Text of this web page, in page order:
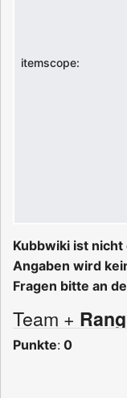
itemscope:
Kubbwiki ist nicht
Angaben wird
Fragen bitte an
Team +
Punkte: 0